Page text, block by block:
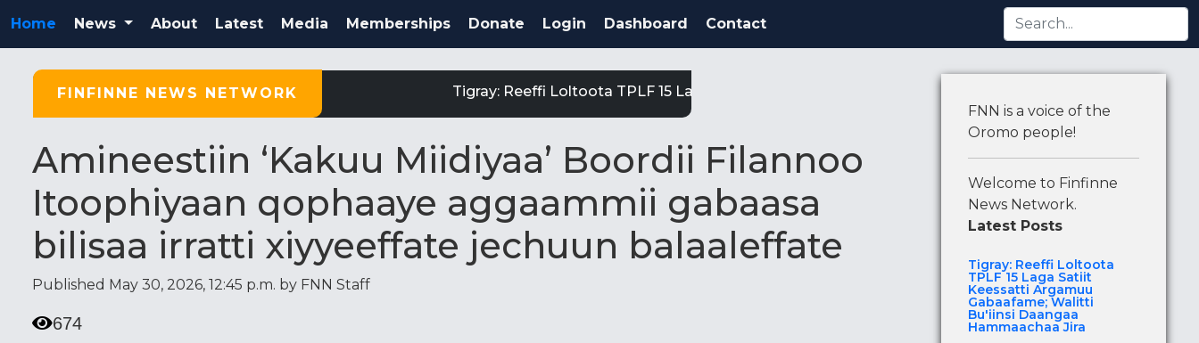
Home News About Latest Media Memberships Donate Login Dashboard Contact
FINFINNE NEWS NETWORK Tigray: Reeffi Loltoota TPLF 15 Laga Satiit Keessatti Argamuu Gabaafame; Walitti Bu'iinsi Daangaa
Amineestiin ‘Kakuu Miidiyaa’ Boordii Filannoo
Itoophiyaan qophaaye aggaammii gabaasa
bilisaa irratti xiyyeeffate jechuun balaaleffate
Published May 30, 2026, 12:45 p.m. by FNN Staff
674
FNN is a voice of the
Oromo people!
Welcome to Finfinne
News Network.
Latest Posts
Tigray: Reeffi Loltoota
TPLF 15 Laga Satiit
Keessatti Argamuu
Gabaafame; Walitti
Bu'iinsi Daangaa
Hammaachaa Jira